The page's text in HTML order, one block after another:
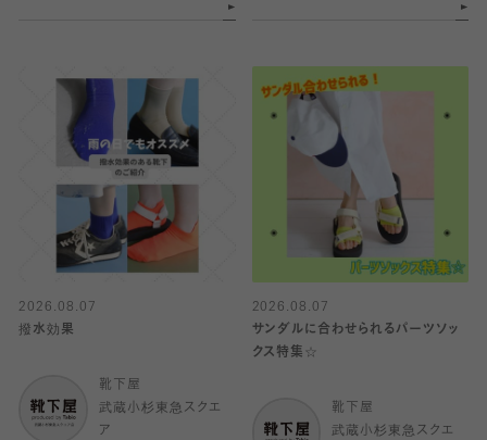
2026.08.07
撥水効果
靴下屋
武蔵小杉東急スクエ
ア
2026.08.07
サンダルに合わせられるパーツソッ
クス特集☆
靴下屋
武蔵小杉東急スクエ